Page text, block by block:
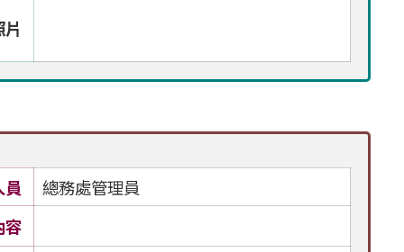
總務處管理員
容